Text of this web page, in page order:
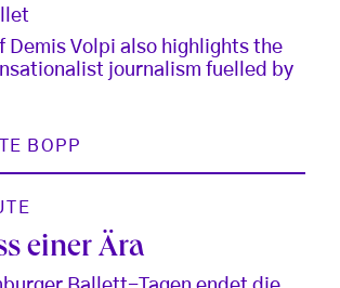
Demis Volpi also highlights the
journalism fuelled by
BOPP
einer Ära